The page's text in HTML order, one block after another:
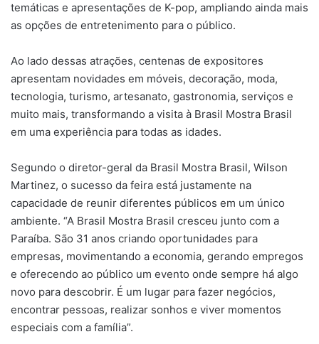
temáticas e apresentações de K-pop, ampliando ainda mais
as opções de entretenimento para o público.
Ao lado dessas atrações, centenas de expositores
apresentam novidades em móveis, decoração, moda,
tecnologia, turismo, artesanato, gastronomia, serviços e
muito mais, transformando a visita à Brasil Mostra Brasil
em uma experiência para todas as idades.
Segundo o diretor-geral da Brasil Mostra Brasil, Wilson
Martinez, o sucesso da feira está justamente na
capacidade de reunir diferentes públicos em um único
ambiente. “A Brasil Mostra Brasil cresceu junto com a
Paraíba. São 31 anos criando oportunidades para
empresas, movimentando a economia, gerando empregos
e oferecendo ao público um evento onde sempre há algo
novo para descobrir. É um lugar para fazer negócios,
encontrar pessoas, realizar sonhos e viver momentos
especiais com a família”.